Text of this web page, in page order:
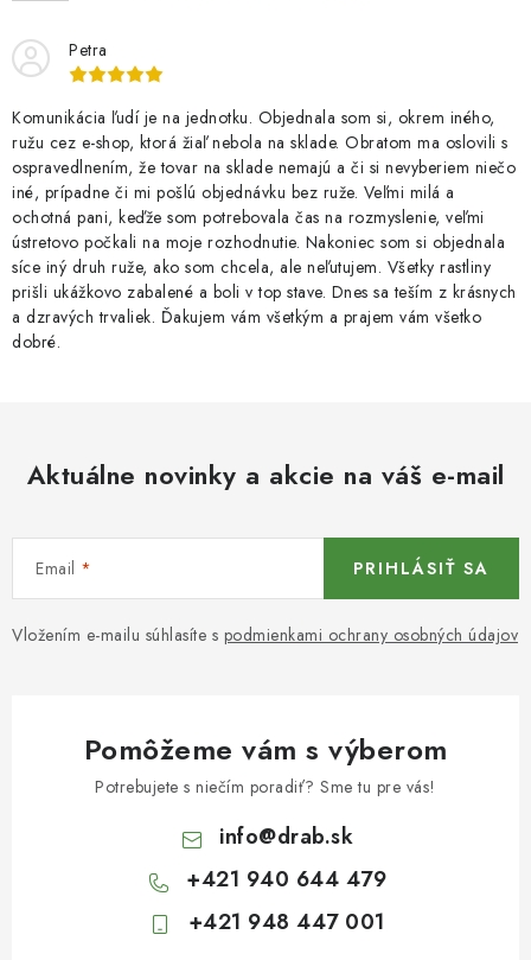
Petra
Komunikácia ľudí je na jednotku. Objednala som si, okrem iného,
ružu cez e-shop, ktorá žiaľ nebola na sklade. Obratom ma oslovili s
ospravedlnením, že tovar na sklade nemajú a či si nevyberiem niečo
iné, prípadne či mi pošlú objednávku bez ruže. Veľmi milá a
ochotná pani, keďže som potrebovala čas na rozmyslenie, veľmi
ústretovo počkali na moje rozhodnutie. Nakoniec som si objednala
síce iný druh ruže, ako som chcela, ale neľutujem. Všetky rastliny
prišli ukážkovo zabalené a boli v top stave. Dnes sa teším z krásnych
a dzravých trvaliek. Ďakujem vám všetkým a prajem vám všetko
dobré.
Aktuálne novinky a akcie na váš e-mail
Email
Vložením e-mailu súhlasíte s podmienkami ochrany osobných údajov
PRIHLÁSIŤ SA
Pomôžeme vám s výberom
Potrebujete s niečím poradiť? Sme tu pre vás!
info@drab.sk
+421 940 644 479
+421 948 447 001